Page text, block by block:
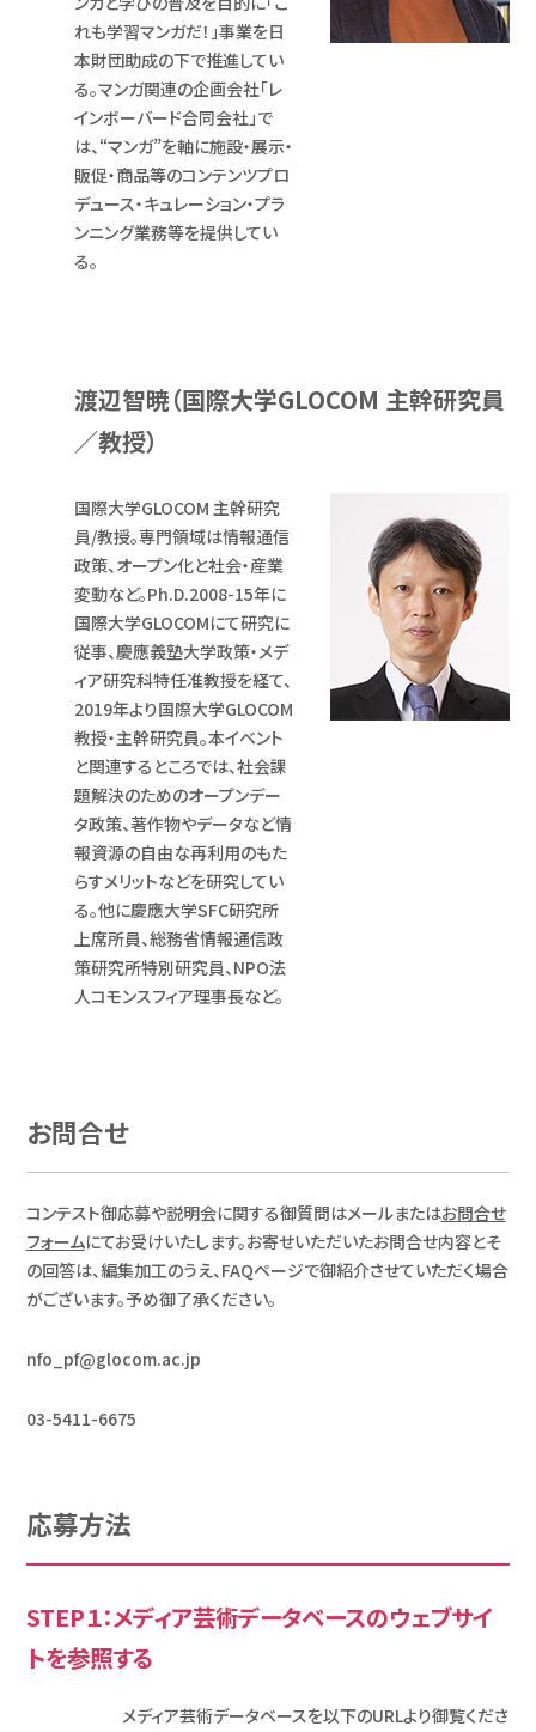
れも学習マンガだ！」事業を日
本財団助成の下で推進してい
る。マンガ関連の企画会社「レ
インボーバード合同会社」で
は、“マンガ”を軸に施設・展示・
販促・商品等のコンテンツプロ
デュース・キュレーション・プラ
ンニング業務等を提供してい
る。
渡辺智暁（国際大学GLOCOM 主幹研究員
／教授）
国際大学GLOCOM 主幹研究
員/教授。専門領域は情報通信
政策、オープン化と社会・産業
変動など。Ph.D.2008-15年に
国際大学GLOCOMにて研究に
従事、慶應義塾大学政策・メデ
ィア研究科特任准教授を経て、
2019年より国際大学GLOCOM
教授・主幹研究員。本イベント
と関連するところでは、社会課
題解決のためのオープンデー
タ政策、著作物やデータなど情
報資源の自由な再利用のもた
らすメリットなどを研究してい
る。他に慶應大学SFC研究所
上席所員、総務省情報通信政
策研究所特別研究員、NPO法
人コモンスフィア理事長など。
お問合せ
コンテスト御応募や説明会に関する御質問はメールまたはお問合せ
フォームにてお受けいたします。お寄せいただいたお問合せ内容とそ
の回答は、編集加工のうえ、FAQページで御紹介させていただく場合
がございます。予め御了承ください。
nfo_pf@glocom.ac.jp
03-5411-6675
応募方法
STEP１：メディア芸術データベースのウェブサイ
トを参照する
メディア芸術データベースを以下のURLより御覧くださ